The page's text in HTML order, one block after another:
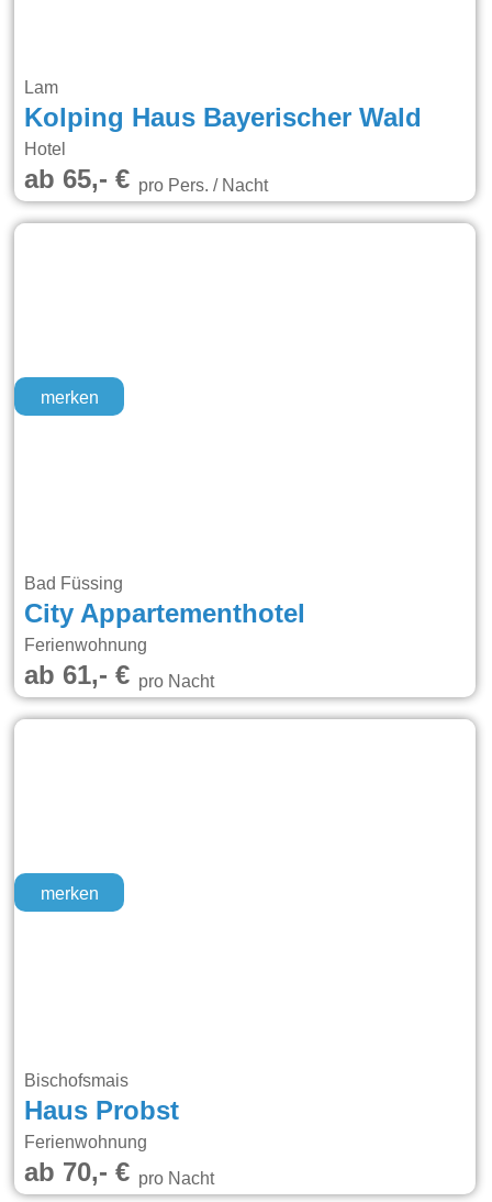
Lam
Kolping Haus Bayerischer Wald
Hotel
ab 65,- €pro Pers. / Nacht
merken
Bad Füssing
City Appartementhotel
Ferienwohnung
ab 61,- €pro Nacht
merken
Bischofsmais
Haus Probst
Ferienwohnung
ab 70,- €pro Nacht